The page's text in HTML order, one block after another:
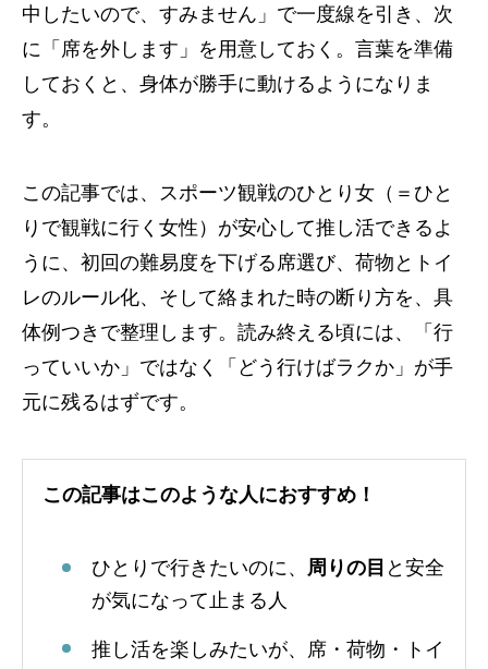
中したいので、すみません」で一度線を引き、次
に「席を外します」を用意しておく。言葉を準備
しておくと、身体が勝手に動けるようになりま
す。
この記事では、スポーツ観戦のひとり女（＝ひと
りで観戦に行く女性）が安心して推し活できるよ
うに、初回の難易度を下げる席選び、荷物とトイ
レのルール化、そして絡まれた時の断り方を、具
体例つきで整理します。読み終える頃には、「行
っていいか」ではなく「どう行けばラクか」が手
元に残るはずです。
この記事はこのような人におすすめ！
ひとりで行きたいのに、 周りの目 と安全
が気になって止まる人
推し活を楽しみたいが、席・荷物・トイ